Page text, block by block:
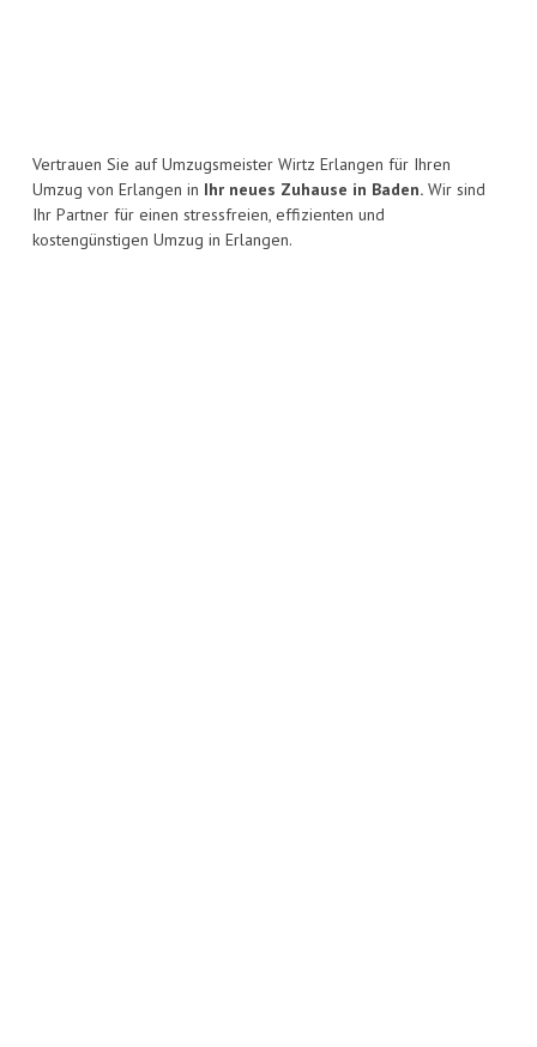
Vertrauen Sie auf Umzugsmeister Wirtz Erlangen für Ihren
Umzug von Erlangen in Ihr neues Zuhause in Baden. Wir sind
Ihr Partner für einen stressfreien, effizienten und
kostengünstigen Umzug in Erlangen.